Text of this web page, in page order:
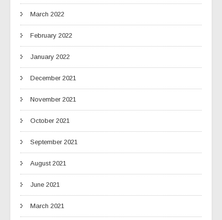
March 2022
February 2022
January 2022
December 2021
November 2021
October 2021
September 2021
August 2021
June 2021
March 2021